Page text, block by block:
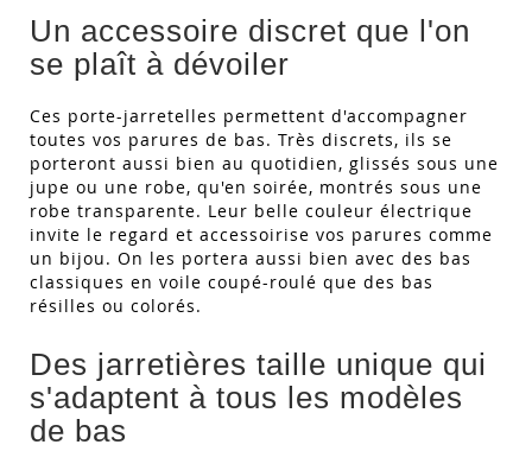
Un accessoire discret que l'on
se plaît à dévoiler
Ces porte-jarretelles permettent d'accompagner
toutes vos parures de bas. Très discrets, ils se
porteront aussi bien au quotidien, glissés sous une
jupe ou une robe, qu'en soirée, montrés sous une
robe transparente. Leur belle couleur électrique
invite le regard et accessoirise vos parures comme
un bijou. On les portera aussi bien avec des bas
classiques en voile coupé-roulé que des bas
résilles ou colorés.
Des jarretières taille unique qui
s'adaptent à tous les modèles
de bas